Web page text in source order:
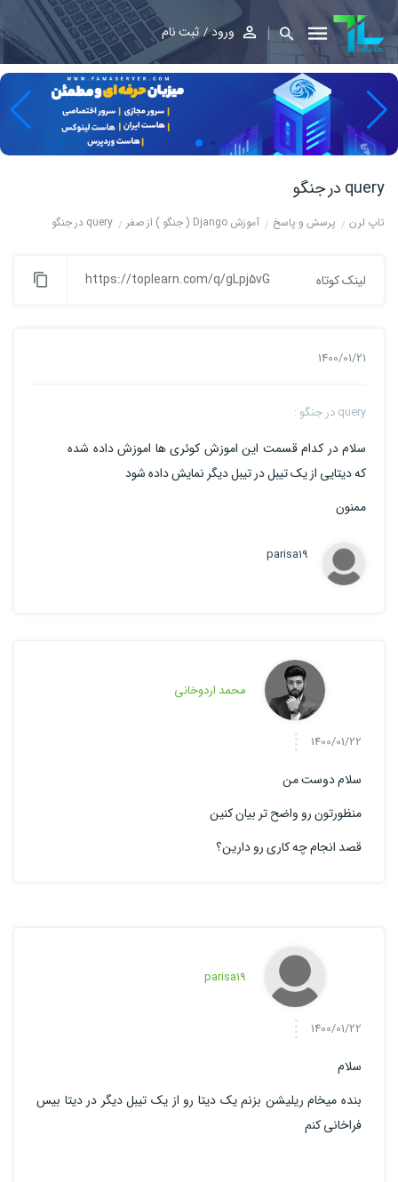
ورود ثبت نام
query در جنگو
تاپ لرن پرسش و پاسخ آموزش Django ( جنگو ) از صفر query در جنگو
لینک کوتاه https://toplearn.com/q/gLpj5vG
1400/01/21
query در جنگو :
سلام در کدام قسمت این اموزش کوئری ها اموزش داده شده
که دیتایی از یک تیبل در تیبل دیگر نمایش داده شود
ممنون
parisa19
محمد اردوخانی
1400/01/22
سلام دوست من
منظورتون رو واضح تر بیان کنین
قصد انجام چه کاری رو دارین؟
parisa19
1400/01/22
سلام
بنده میخام ریلیشن بزنم یک دیتا رو از یک تیبل دیگر در دیتا بیس
فراخانی کنم